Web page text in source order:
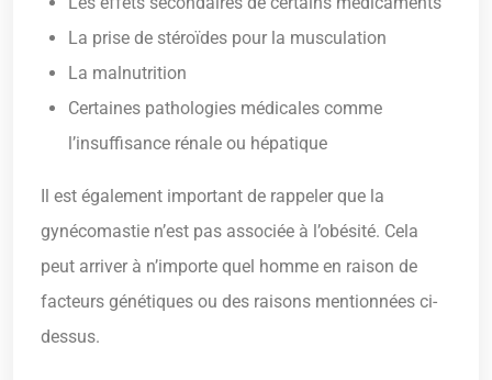
La prise de stéroïdes pour la musculation
La malnutrition
Certaines pathologies médicales comme
l’insuffisance rénale ou hépatique
Il est également important de rappeler que la
gynécomastie n’est pas associée à l’obésité. Cela
peut arriver à n’importe quel homme en raison de
facteurs génétiques ou des raisons mentionnées ci-
dessus.